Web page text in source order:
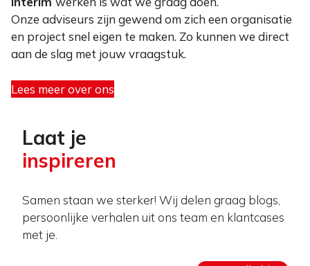
Onze adviseurs zijn gewend om zich een organisatie
en project snel eigen te maken. Zo kunnen we direct
aan de slag met jouw vraagstuk.
Lees meer over ons
Laat je
inspireren
Samen staan we sterker! Wij delen graag blogs,
persoonlijke verhalen uit ons team en klantcases
met je.